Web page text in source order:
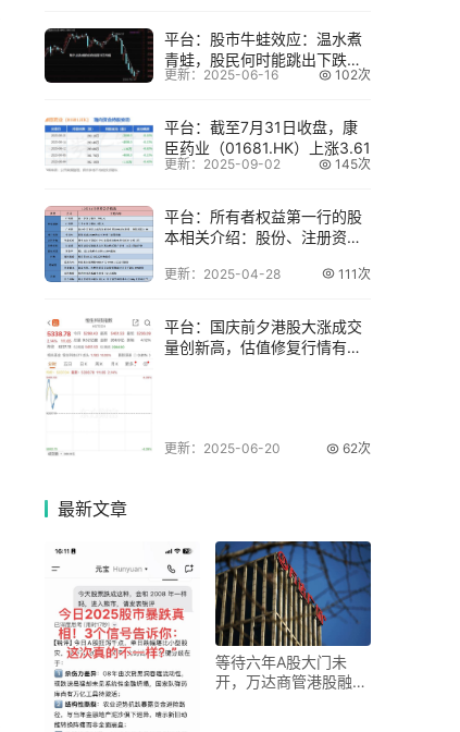
平台：股市牛蛙效应：温水煮
青蛙，股民何时能跳出下跌陷
阱？
更新：2025-06-16 102次
平台：截至7月31日收盘，康
臣药业（01681.HK）上涨3.61
更新：2025-09-02 145次
平台：所有者权益第一行的股
本相关介绍：股份、注册资本
更新：2025-04-28 111次
平台：国庆前夕港股大涨成交
量创新高，估值修复行情有望
更新：2025-06-20 62次
最新文章
等待六年A股大门未
开，万达商管港股融资